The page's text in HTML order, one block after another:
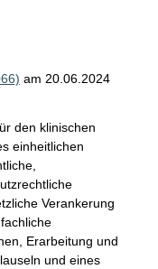
am 20.06.2024
den klinischen
einheitlichen
Verankerung
Erarbeitung und
und eines